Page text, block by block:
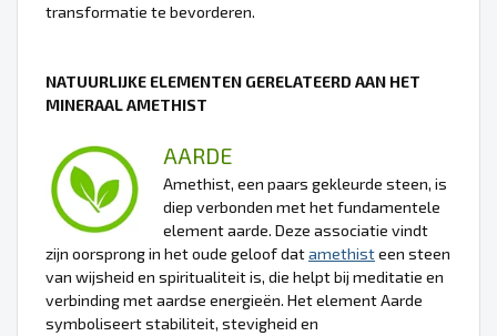
transformatie te bevorderen.
NATUURLIJKE ELEMENTEN GERELATEERD AAN HET
MINERAAL AMETHIST
AARDE
Amethist, een paars gekleurde steen, is
diep verbonden met het fundamentele
element aarde. Deze associatie vindt
zijn oorsprong in het oude geloof datamethisteen steen
van wijsheid en spiritualiteit is, die helpt bij meditatie en
verbinding met aardse energieën. Het element Aarde
symboliseert stabiliteit, stevigheid en